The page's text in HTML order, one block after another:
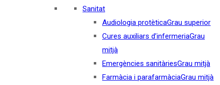
Sanitat
Audiologia protèticaGrau superior
Cures auxiliars d’infermeriaGrau
mitjà
Emergències sanitàriesGrau mitjà
Farmàcia i parafarmàciaGrau mitjà